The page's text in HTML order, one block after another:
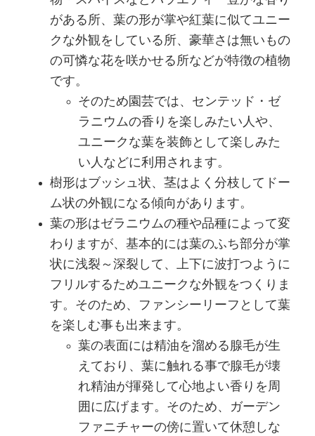
がある所、葉の形が掌や紅葉に似てユニー
クな外観をしている所、豪華さは無いもの
の可憐な花を咲かせる所などが特徴の植物
です。
そのため園芸では、センテッド・ゼ
ラニウムの香りを楽しみたい人や、
ユニークな葉を装飾として楽しみた
い人などに利用されます。
樹形はブッシュ状、茎はよく分枝してドー
ム状の外観になる傾向があります。
葉の形はゼラニウムの種や品種によって変
わりますが、基本的には葉のふち部分が掌
状に浅裂～深裂して、上下に波打つように
フリルするためユニークな外観をつくりま
す。そのため、ファンシーリーフとして葉
を楽しむ事も出来ます。
葉の表面には精油を溜める腺毛が生
えており、葉に触れる事で腺毛が壊
れ精油が揮発して心地よい香りを周
囲に広げます。そのため、ガーデン
ファニチャーの傍に置いて休憩しな